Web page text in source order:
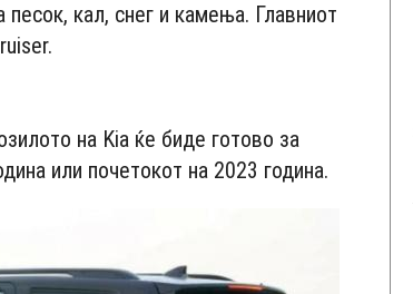
кал, снег и камења. Главниот
на Kia ќе биде готово за
или почетокот на 2023 година.